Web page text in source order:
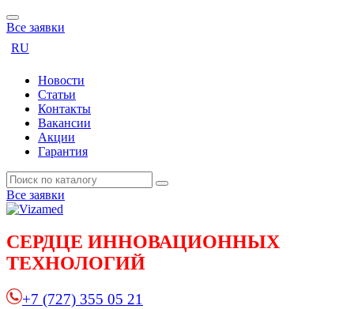
Все заявки
RU
Новости
Статьи
Контакты
Вакансии
Акции
Гарантия
Все заявки
СЕРДЦЕ ИННОВАЦИОННЫХ
ТЕХНОЛОГИЙ
+7 (727) 355 05 21